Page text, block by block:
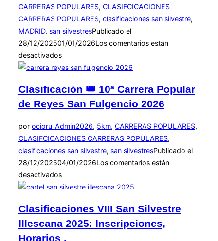
CARRERAS POPULARES, CLASIFCICACIONES
CARRERAS POPULARES, clasificaciones san silvestre,
MADRID, san silvestresPublicado el
28/12/202501/01/2026Los comentarios están
desactivados
Clasificación 👑 10ª Carrera Popular
de Reyes San Fulgencio 2026
por ocioru_Admin2026, 5km, CARRERAS POPULARES,
CLASIFCICACIONES CARRERAS POPULARES,
clasificaciones san silvestre, san silvestresPublicado el
28/12/202504/01/2026Los comentarios están
desactivados
Clasificaciones VIII San Silvestre
Illescana 2025: Inscripciones,
Horarios .